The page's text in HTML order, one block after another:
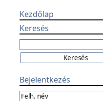
Kezdőlap
Keresés
Bejelentkezés